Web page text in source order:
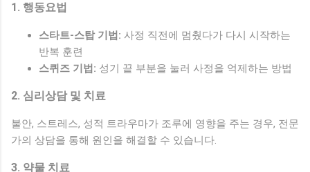
1. 행동요법
스타트-스탑 기법: 사정 직전에 멈췄다가 다시 시작하는
반복 훈련
스퀴즈 기법: 성기 끝 부분을 눌러 사정을 억제하는 방법
2. 심리상담 및 치료
불안, 스트레스, 성적 트라우마가 조루에 영향을 주는 경우, 전문
가의 상담을 통해 원인을 해결할 수 있습니다.
3. 약물 치료